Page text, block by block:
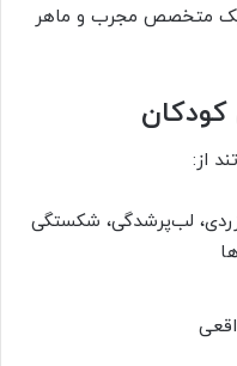
یک متخصص مجرب و ماهر
کودکان
از:
لب‌پرشدگی، شکستگی